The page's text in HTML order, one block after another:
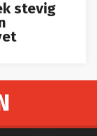
stevig